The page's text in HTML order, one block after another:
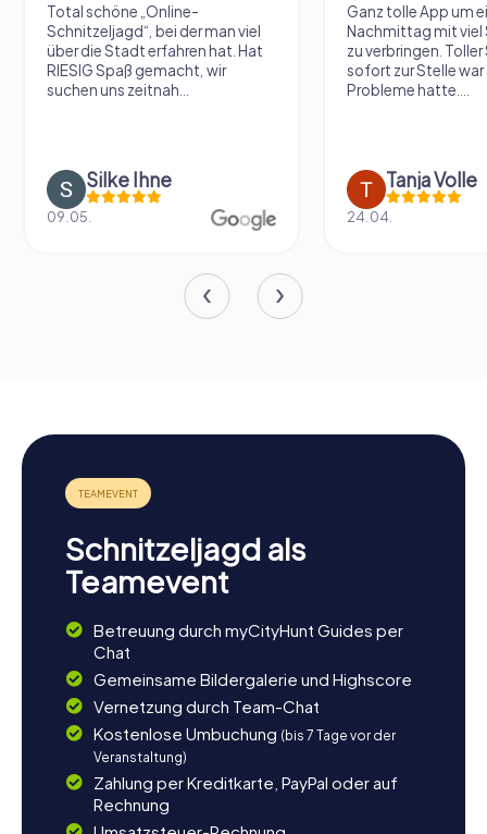
Total schöne „Online-
Schnitzeljagd“, bei der man viel
über die Stadt erfahren hat. Hat
RIESIG Spaß gemacht, wir
suchen uns zeitnah...
Silke Ihne
09.05.
Ganz tolle App um
Nachmittag mit viel
zu verbringen.
sofort zur Stelle war
Probleme hatte....
Tanja Volle
24.04.
Schnitzeljagd als
Teamevent
Betreuung durch myCityHunt Guides per
Chat
Gemeinsame Bildergalerie und Highscore
Vernetzung durch Team-Chat
Kostenlose Umbuchung (bis 7 Tage vor der
Veranstaltung)
Zahlung per Kreditkarte, PayPal oder auf
Rechnung